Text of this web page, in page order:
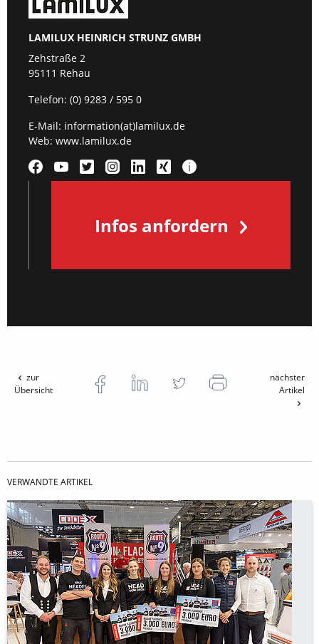
LAMILUX HEINRICH STRUNZ GMBH
Zehstraße 2
95111 Rehau
Telefon: (0) 9283 / 595 0
E-Mail: information(at)lamilux.de
Web: www.lamilux.de
Infos anfordern
zur
Übersicht
nächster
Artikel
VERWANDTE ARTIKEL